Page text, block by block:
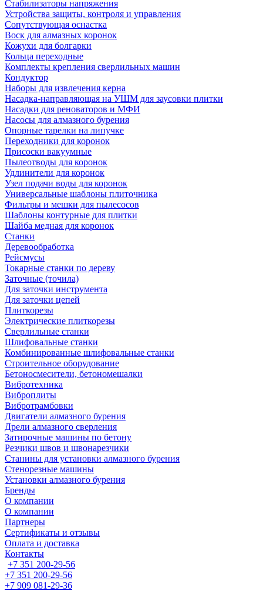
Стабилизаторы напряжения
Устройства защиты, контроля и управления
Сопутствующая оснастка
Воск для алмазных коронок
Кожухи для болгарки
Кольца переходные
Комплекты крепления сверлильных машин
Кондуктор
Наборы для извлечения керна
Насадка-направляющая на УШМ для заусовки плитки
Насадки для реноваторов и МФИ
Насосы для алмазного бурения
Опорные тарелки на липучке
Переходники для коронок
Присоски вакуумные
Пылеотводы для коронок
Удлинители для коронок
Узел подачи воды для коронок
Универсальные шаблоны плиточника
Фильтры и мешки для пылесосов
Шаблоны контурные для плитки
Шайба медная для коронок
Станки
Деревообработка
Рейсмусы
Токарные станки по дереву
Заточные (точила)
Для заточки инструмента
Для заточки цепей
Плиткорезы
Электрические плиткорезы
Сверлильные станки
Шлифовальные станки
Комбинированные шлифовальные станки
Строительное оборудование
Бетоносмесители, бетономешалки
Вибротехника
Виброплиты
Вибротрамбовки
Двигатели алмазного бурения
Дрели алмазного сверления
Затирочные машины по бетону
Резчики швов и швонарезчики
Станины для установки алмазного бурения
Стенорезные машины
Установки алмазного бурения
Бренды
О компании
О компании
Партнеры
Cертификаты и отзывы
Оплата и доставка
Контакты
+7 351 200-29-56
+7 351 200-29-56
+7 909 081-29-36